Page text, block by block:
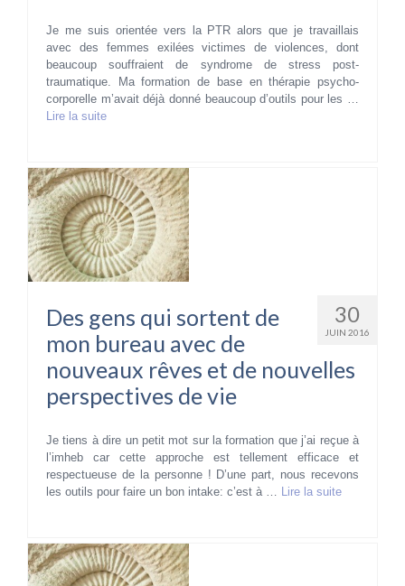
Je me suis orientée vers la PTR alors que je travaillais
avec des femmes exilées victimes de violences, dont
beaucoup souffraient de syndrome de stress post-
traumatique. Ma formation de base en thérapie psycho-
corporelle m’avait déjà donné beaucoup d’outils pour les …
Lire la suite­­
30
JUIN 2016
Des gens qui sortent de
mon bureau avec de
nouveaux rêves et de nouvelles
perspectives de vie
Je tiens à dire un petit mot sur la formation que j’ai reçue à
l’imheb car cette approche est tellement efficace et
respectueuse de la personne ! D’une part, nous recevons
les outils pour faire un bon intake: c’est à … Lire la suite­­